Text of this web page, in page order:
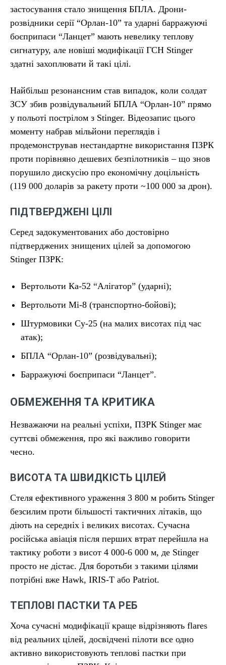
застосування стало знищення БПЛА. Дрони-
розвідники серії “Орлан-10” та ударні барражуючі
боєприпаси “Ланцет” мають невелику теплову
сигнатуру, але новіші модифікації ГСН Stinger
здатні захоплювати й такі цілі.
Найбільш резонансним став випадок, коли солдат
ЗСУ збив розвідувальний БПЛА “Орлан-10” прямо
у польоті пострілом з Stinger. Відеозапис цього
моменту набрав мільйони переглядів і
продемонстрував нестандартне використання ПЗРК
проти порівняно дешевих безпілотників – що знов
порушило дискусію про економічну доцільність
(119 000 доларів за ракету проти ~100 000 за дрон).
ПІДТВЕРДЖЕНІ ЦІЛІ
Серед задокументованих або достовірно
підтверджених знищених цілей за допомогою
Stinger ПЗРК:
Вертольоти Ка-52 “Алігатор” (ударні);
Вертольоти Мі-8 (транспортно-бойові);
Штурмовики Су-25 (на малих висотах під час
атак);
БПЛА “Орлан-10” (розвідувальні);
Барражуючі боєприпаси “Ланцет”.
ОБМЕЖЕННЯ ТА КРИТИКА
Незважаючи на реальні успіхи, ПЗРК Stinger має
суттєві обмеження, про які важливо говорити
чесно.
ВИСОТА ТА ШВИДКІСТЬ ЦІЛЕЙ
Стеля ефективного ураження 3 800 м робить Stinger
безсилим проти більшості тактичних літаків, що
діють на середніх і великих висотах. Сучасна
російська авіація після перших втрат перейшла на
тактику роботи з висот 4 000-6 000 м, де Stinger
просто не дістає. Для боротьби з такими цілями
потрібні вже Hawk, IRIS-T або Patriot.
ТЕПЛОВІ ПАСТКИ ТА РЕБ
Хоча сучасні модифікації краще відрізняють flares
від реальних цілей, досвідчені пілоти все одно
активно використовують теплові пастки при